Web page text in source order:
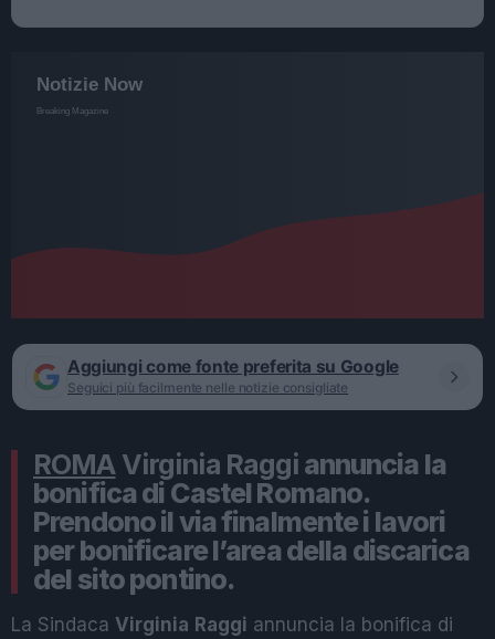
Aggiungi come fonte preferita su Google
Seguici più facilmente nelle notizie consigliate
ROMA Virginia Raggi annuncia la
bonifica di Castel Romano.
Prendono il via finalmente i lavori
per bonificare l’area della discarica
del sito pontino.
La Sindaca Virginia Raggi annuncia la bonifica di